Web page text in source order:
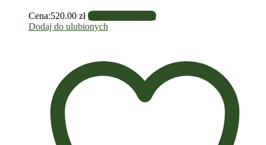
Cena:520.00 zł Dodaj do koszyka
Dodaj do ulubionych